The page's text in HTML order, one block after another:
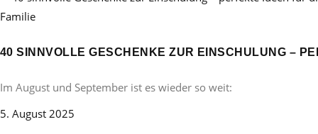
Familie
40 SINNVOLLE GESCHENKE ZUR EINSCHULUNG –
Im August und September ist es wieder so weit:
5. August 2025